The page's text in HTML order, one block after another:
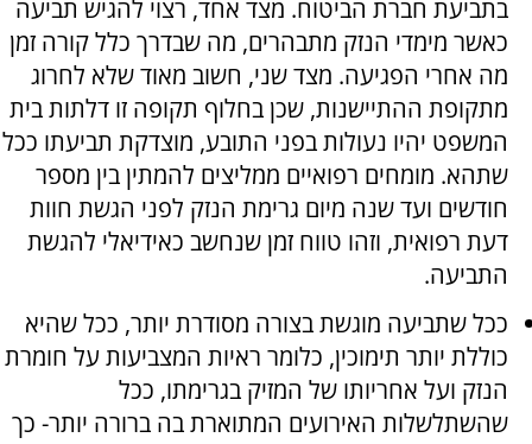
בתביעת חברת הביטוח. מצד אחד, רצוי להגיש תביעה
כאשר מימדי הנזק מתבהרים, מה שבדרך כלל קורה זמן
מה אחרי הפגיעה. מצד שני, חשוב מאוד שלא לחרוג
מתקופת ההתיישנות, שכן בחלוף תקופה זו דלתות בית
המשפט יהיו נעולות בפני התובע, מוצדקת תביעתו ככל
שתהא. מומחים רפואיים ממליצים להמתין בין מספר
חודשים ועד שנה מיום גרימת הנזק לפני הגשת חוות
דעת רפואית, וזהו טווח זמן שנחשב כאידיאלי להגשת
התביעה.
ככל שתביעה מוגשת בצורה מסודרת יותר, ככל שהיא
כוללת יותר תימוכין, כלומר ראיות המצביעות על חומרת
הנזק ועל אחריותו של המזיק בגרימתו, ככל
שהשתלשלות האירועים המתוארת בה ברורה יותר- כך